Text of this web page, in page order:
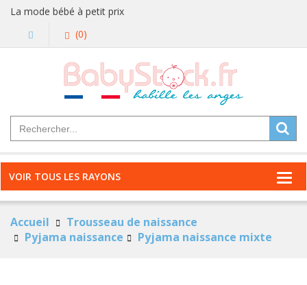
La mode bébé à petit prix
(0)
VOIR TOUS LES RAYONS
Accueil
Trousseau de naissance
Pyjama naissance
Pyjama naissance mixte